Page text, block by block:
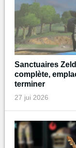
Sanctuaires
complète,
terminer
27 jui 2026